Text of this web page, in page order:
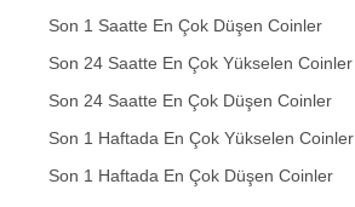
Son 1 Saatte En Çok Düşen Coinler
Son 24 Saatte En Çok Yükselen Coinler
Son 24 Saatte En Çok Düşen Coinler
Son 1 Haftada En Çok Yükselen Coinler
Son 1 Haftada En Çok Düşen Coinler